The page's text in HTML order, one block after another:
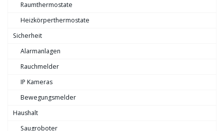
Raumthermostate
Heizkörperthermostate
Sicherheit
Alarmanlagen
Rauchmelder
IP Kameras
Bewegungsmelder
Haushalt
Saugroboter